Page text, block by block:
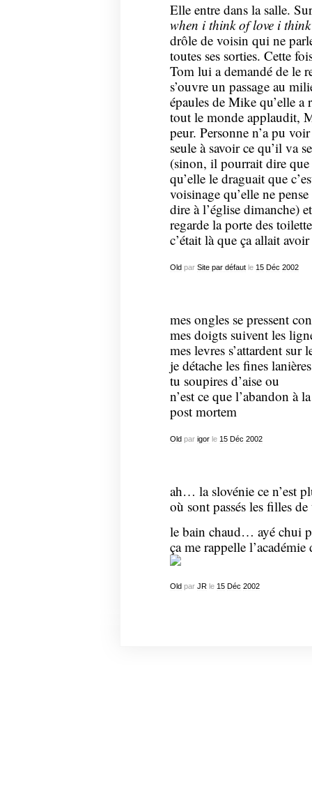
Elle entre dans la salle.
when i think of love i
drôle de voisin qui ne
toutes ses sorties. Cette
Tom lui a demandé de le
s’ouvre un passage au
épaules de Mike qu’elle a
tout le monde applaudit,
peur. Personne n’a pu
seule à savoir ce qu’il va
(sinon, il pourrait dire que
qu’elle le draguait que
voisinage qu’elle ne
dire à l’église dimanche)
regarde la porte des
c’était là que ça allait
Old par Site par défautle 15 Déc 2002
mes ongles se pressent
mes doigts suivent les
mes levres s’attardent sur
je détache les fines
tu soupires d’aise ou
n’est ce que l’abandon à
post mortem
Old par igorle 15 Déc 2002
ah… la slovénie ce n’est
où sont passés les filles
le bain chaud… ayé chui
ça me rappelle l’académie
Oldpar JRle 15 Déc 2002